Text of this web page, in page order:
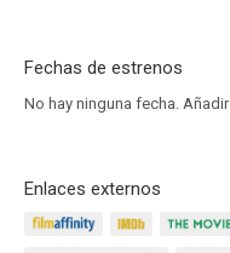
Fechas de estrenos
No hay ninguna fecha. Añadir
Enlaces externos